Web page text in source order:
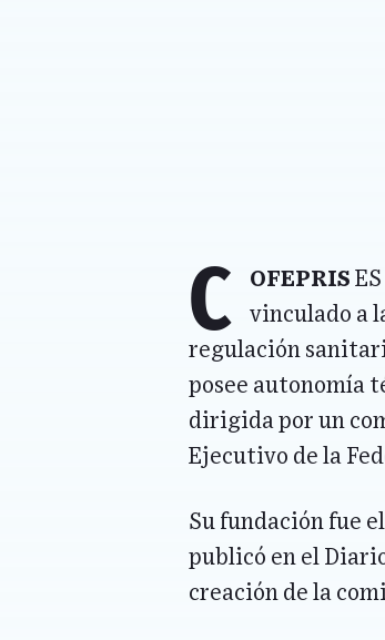
C OFEPRIS
vinculado a
regulación
posee autonomía
dirigida por un
Ejecutivo de la
Su fundación fue
publicó en el
creación de la